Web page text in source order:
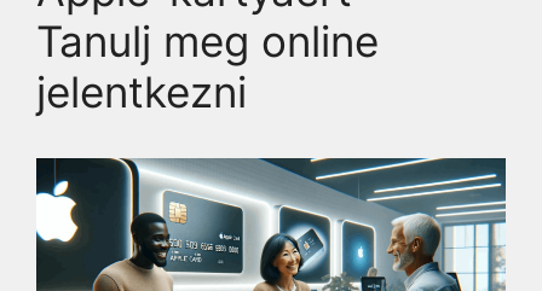
Tanulj meg online
jelentkezni